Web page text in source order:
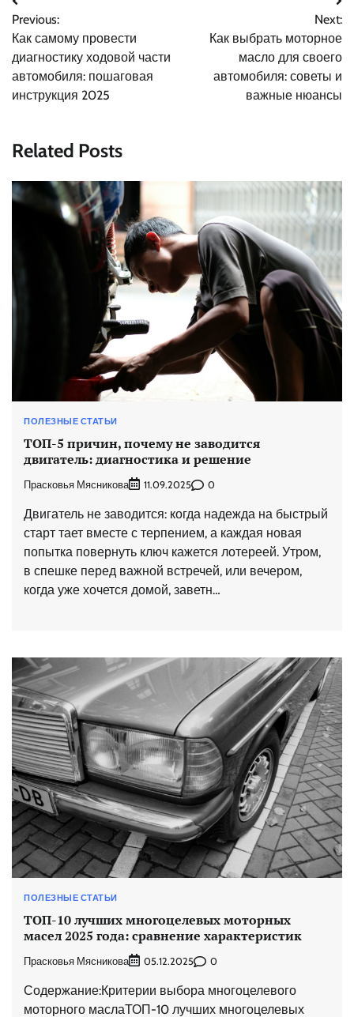
по
записям
Previous:
Как самому провести
диагностику ходовой части
автомобиля: пошаговая
инструкция 2025
Next:
Как выбрать моторное
масло для своего
автомобиля: советы и
важные нюансы
Related Posts
ПОЛЕЗНЫЕ СТАТЬИ
ТОП-5 причин, почему не заводится
двигатель: диагностика и решение
Прасковья Мясникова 11.09.2025 0
Двигатель не заводится: когда надежда на быстрый
старт тает вместе с терпением, а каждая новая
попытка повернуть ключ кажется лотереей. Утром,
в спешке перед важной встречей, или вечером,
когда уже хочется домой, заветн…
ПОЛЕЗНЫЕ СТАТЬИ
ТОП-10 лучших многоцелевых моторных
масел 2025 года: сравнение характеристик
Прасковья Мясникова 05.12.2025 0
Содержание:Критерии выбора многоцелевого
моторного маслаТОП-10 лучших многоцелевых